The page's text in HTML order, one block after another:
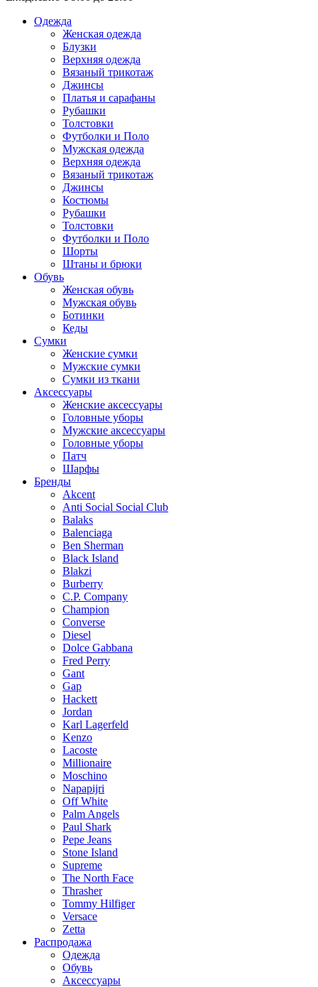
Одежда
Женская одежда
Блузки
Верхняя одежда
Вязаный трикотаж
Джинсы
Платья и сарафаны
Рубашки
Толстовки
Футболки и Поло
Мужская одежда
Верхняя одежда
Вязаный трикотаж
Джинсы
Костюмы
Рубашки
Толстовки
Футболки и Поло
Шорты
Штаны и брюки
Обувь
Женская обувь
Мужская обувь
Ботинки
Кеды
Сумки
Женские сумки
Мужские сумки
Сумки из ткани
Аксессуары
Женские аксессуары
Головные уборы
Мужские аксессуары
Головные уборы
Патч
Шарфы
Бренды
Akcent
Anti Social Social Club
Balaks
Balenciaga
Ben Sherman
Black Island
Blakzi
Burberry
C.P. Company
Champion
Converse
Diesel
Dolce Gabbana
Fred Perry
Gant
Gap
Hackett
Jordan
Karl Lagerfeld
Kenzo
Lacoste
Millionaire
Moschino
Napapijri
Off White
Palm Angels
Paul Shark
Pepe Jeans
Stone Island
Supreme
The North Face
Thrasher
Tommy Hilfiger
Versace
Zetta
Распродажа
Одежда
Обувь
Аксессуары